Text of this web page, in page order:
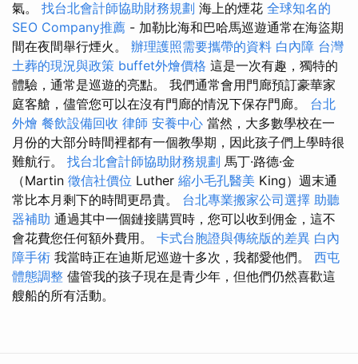
氣。 找台北會計師協助財務規劃 海上的煙花 全球知名的
SEO Company推薦 - 加勒比海和巴哈馬巡遊通常在海盜期
間在夜間舉行煙火。 辦理護照需要攜帶的資料 白內障 台灣
土葬的現況與政策 buffet外燴價格 這是一次有趣，獨特的
體驗，通常是巡遊的亮點。 我們通常會用門廊預訂豪華家
庭客艙，儘管您可以在沒有門廊的情況下保存門廊。 台北
外燴 餐飲設備回收 律師 安養中心 當然，大多數學校在一
月份的大部分時間裡都有一個教學期，因此孩子們上學時很
難航行。 找台北會計師協助財務規劃 馬丁·路德·金
（Martin 徵信社價位 Luther 縮小毛孔醫美 King）週末通
常比本月剩下的時間更昂貴。 台北專業搬家公司選擇 助聽
器補助 通過其中一個鏈接購買時，您可以收到佣金，這不
會花費您任何額外費用。 卡式台胞證與傳統版的差異 白內
障手術 我當時正在迪斯尼巡遊十多次，我都愛他們。 西屯
體態調整 儘管我的孩子現在是青少年，但他們仍然喜歡這
艘船的所有活動。